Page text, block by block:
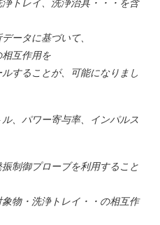
トレイ、洗浄治具・・・を含
ータに基づいて、
互作用を
することが、可能になりまし
、パワー寄与率、インパルス
制御プローブを利用すること
物・洗浄トレイ・・の相互作